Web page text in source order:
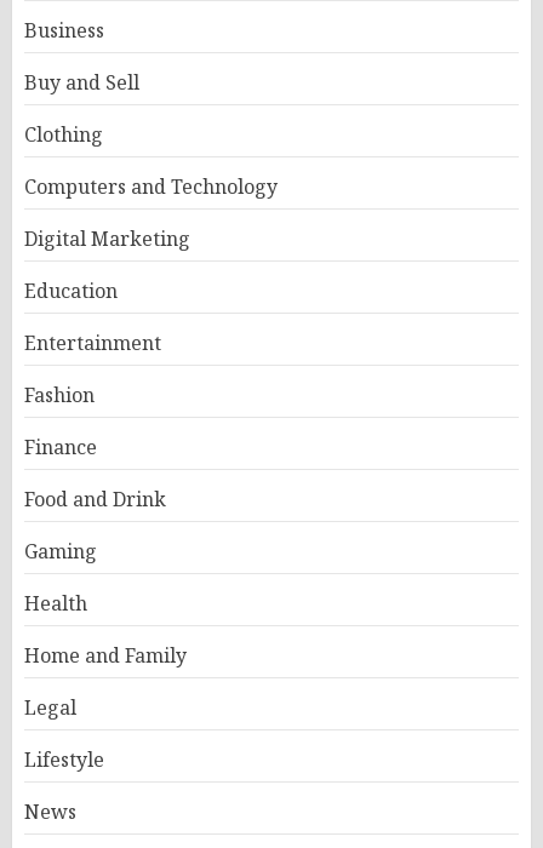
Business
Buy and Sell
Clothing
Computers and Technology
Digital Marketing
Education
Entertainment
Fashion
Finance
Food and Drink
Gaming
Health
Home and Family
Legal
Lifestyle
News